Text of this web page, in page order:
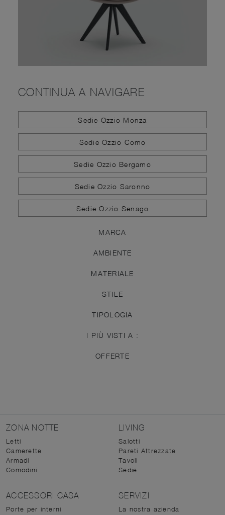
CONTINUA A NAVIGARE
Sedie Ozzio Monza
Sedie Ozzio Como
Sedie Ozzio Bergamo
Sedie Ozzio Saronno
Sedie Ozzio Senago
MARCA
AMBIENTE
MATERIALE
STILE
TIPOLOGIA
I PIÙ VISTI A :
OFFERTE
ZONA NOTTE
Letti
Camerette
Armadi
Comodini
LIVING
Salotti
Pareti Attrezzate
Tavoli
Sedie
ACCESSORI CASA
Porte per interni
SERVIZI
La nostra azienda